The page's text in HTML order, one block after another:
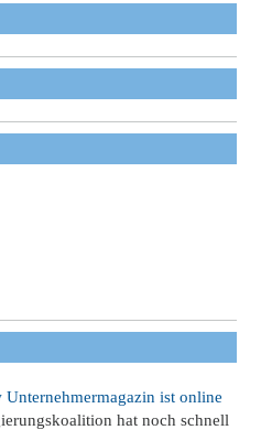
Unternehmermagazin ist online
hat noch schnell